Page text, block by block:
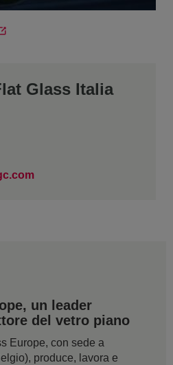
Glass Italia
un leader
del vetro piano
Europe, con sede a
produce, lavora e